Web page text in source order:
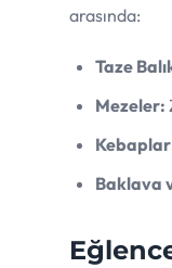
arasında:
Taze
Mezeler:
Baklava